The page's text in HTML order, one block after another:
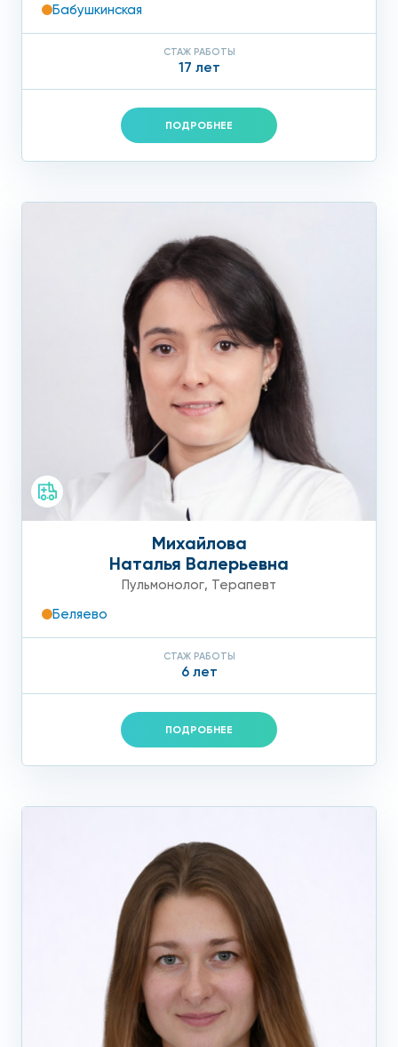
Бабушкинская
СТАЖ РАБОТЫ
17 лет
ПОДРОБНЕЕ
Михайлова
Наталья Валерьевна
Пульмонолог, Терапевт
Беляево
СТАЖ РАБОТЫ
6 лет
ПОДРОБНЕЕ